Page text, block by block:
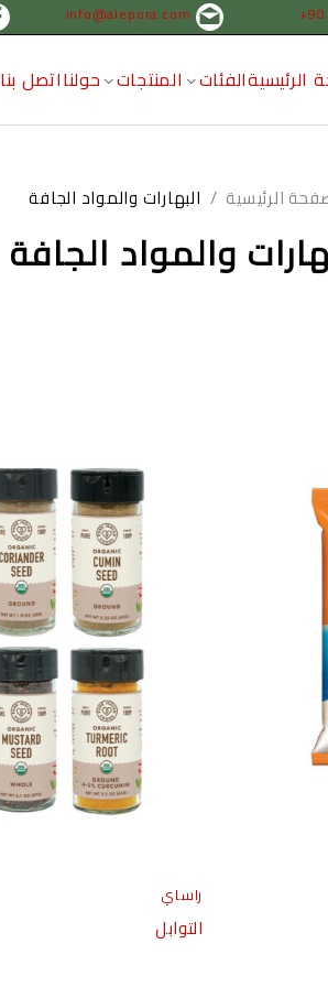
الرئيسيةالفئات المنتجات حولنااتصل بنا
والمواد الجافة
الرئيسية / البهارات والمواد الجافة
راساي
التوابل